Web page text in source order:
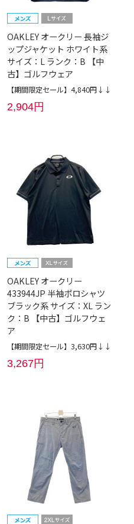
OAKLEY オークリー 長袖ジ
ップジャケット ホワイト系
サイズ：L ランク：B 【中
古】ゴルフウェア
【期間限定セール】4,840円↓↓
2,904円
OAKLEY オークリー
433944JP 半袖ポロシャツ
ブラック系 サイズ：XL ラン
ク：B 【中古】ゴルフウェ
ア
【期間限定セール】3,630円↓↓
3,267円